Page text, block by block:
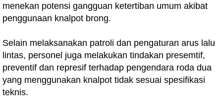
menekan potensi gangguan ketertiban umum akibat
penggunaan knalpot brong.
Selain melaksanakan patroli dan pengaturan arus lalu
lintas, personel juga melakukan tindakan presemtif,
preventif dan represif terhadap pengendara roda dua
yang menggunakan knalpot tidak sesuai spesifikasi
teknis.